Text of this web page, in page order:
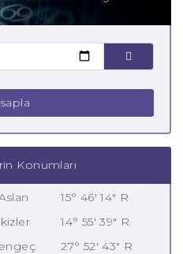
Konumları
15° 46' 14" R
14° 55' 39" R
27° 52' 43" R